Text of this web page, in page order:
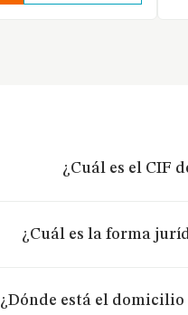
¿Cuál es el CIF
¿Cuál es la forma
¿Dónde está el domicilio